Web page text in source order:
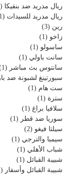
ريال مدريد ضد بنفيكا (1)
ريال مدريد للسيدات (1)
رين (3)
زاخو (1)
ساسولو (1)
سانت باولي (1)
سانتوس بث مباشر (1)
سبورتينغ لشبونة ضد
ست هام (1)
سترة (1)
سلافيا براغ (1)
سوريا ضد قطر (1)
سيلتا فيغو (2)
سيمبا والترجي (1)
شباب الأهلي (1)
شبيبة القبائل (1)
شبيبة القبائل وأسفار (1)